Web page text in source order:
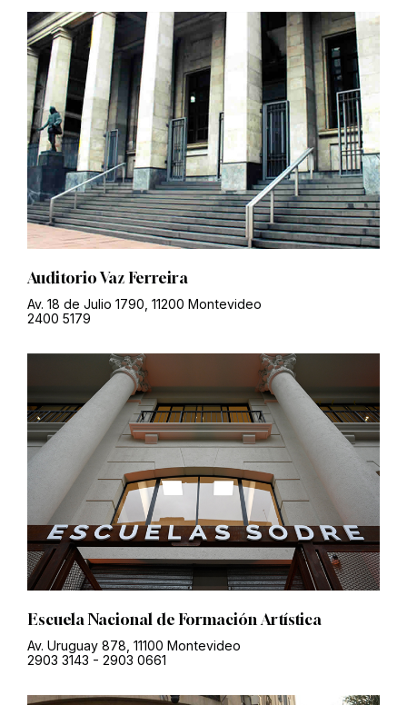
Auditorio Vaz Ferreira
Av. 18 de Julio 1790, 11200 Montevideo
2400 5179
Escuela Nacional de Formación Artística
Av. Uruguay 878, 11100 Montevideo
2903 3143 - 2903 0661